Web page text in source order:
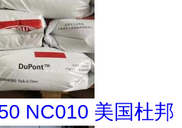
NC010 美国杜邦